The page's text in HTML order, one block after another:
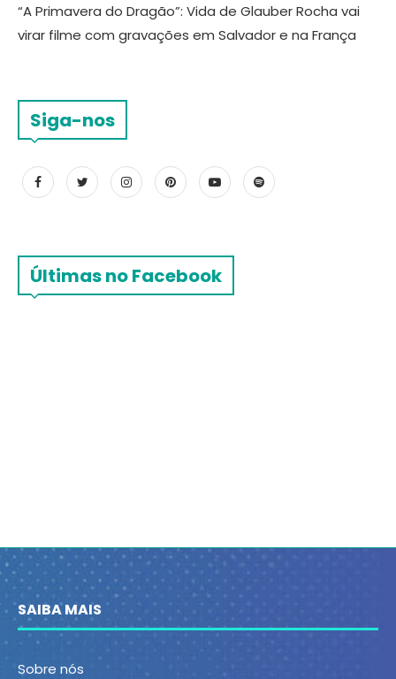
“A Primavera do Dragão”: Vida de Glauber Rocha vai
virar filme com gravações em Salvador e na França
Siga-nos
Últimas no Facebook
SAIBA MAIS
Sobre nós